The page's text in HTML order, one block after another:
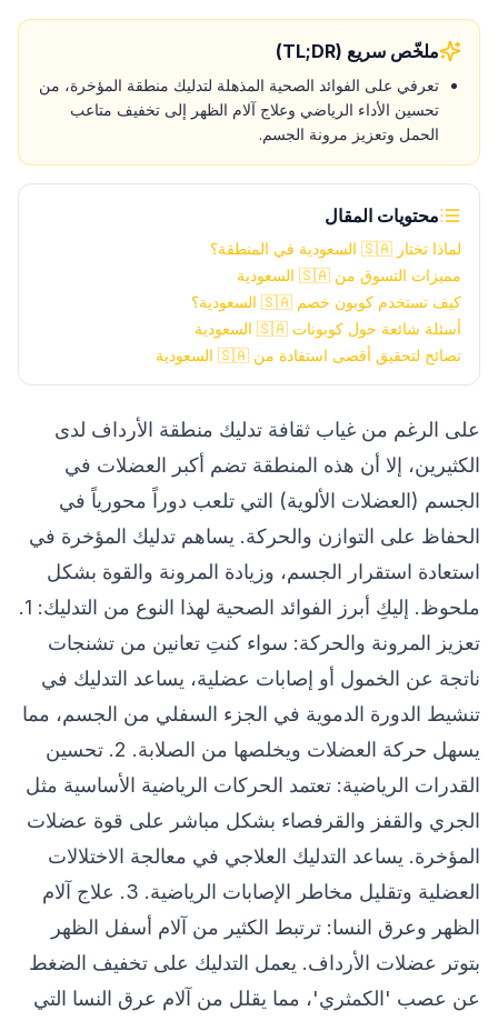
ملخّص سريع (TL;DR)
تعرفي على الفوائد الصحية المذهلة لتدليك منطقة المؤخرة، من
تحسين الأداء الرياضي وعلاج آلام الظهر إلى تخفيف متاعب
الحمل وتعزيز مرونة الجسم.
محتويات المقال
لماذا تختار 🇸🇦 السعودية في المنطقة؟
مميزات التسوق من 🇸🇦 السعودية
كيف تستخدم كوبون خصم 🇸🇦 السعودية؟
أسئلة شائعة حول كوبونات 🇸🇦 السعودية
نصائح لتحقيق أقصى استفادة من 🇸🇦 السعودية
على الرغم من غياب ثقافة تدليك منطقة الأرداف لدى
الكثيرين، إلا أن هذه المنطقة تضم أكبر العضلات في
الجسم (العضلات الألوية) التي تلعب دوراً محورياً في
الحفاظ على التوازن والحركة. يساهم تدليك المؤخرة في
استعادة استقرار الجسم، وزيادة المرونة والقوة بشكل
ملحوظ. إليكِ أبرز الفوائد الصحية لهذا النوع من التدليك: 1.
تعزيز المرونة والحركة: سواء كنتِ تعانين من تشنجات
ناتجة عن الخمول أو إصابات عضلية، يساعد التدليك في
تنشيط الدورة الدموية في الجزء السفلي من الجسم، مما
يسهل حركة العضلات ويخلصها من الصلابة. 2. تحسين
القدرات الرياضية: تعتمد الحركات الرياضية الأساسية مثل
الجري والقفز والقرفصاء بشكل مباشر على قوة عضلات
المؤخرة. يساعد التدليك العلاجي في معالجة الاختلالات
العضلية وتقليل مخاطر الإصابات الرياضية. 3. علاج آلام
الظهر وعرق النسا: ترتبط الكثير من آلام أسفل الظهر
بتوتر عضلات الأرداف. يعمل التدليك على تخفيف الضغط
عن عصب 'الكمثري'، مما يقلل من آلام عرق النسا التي